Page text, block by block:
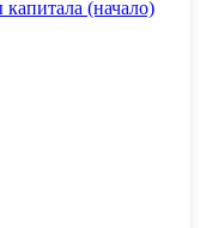
(начало)